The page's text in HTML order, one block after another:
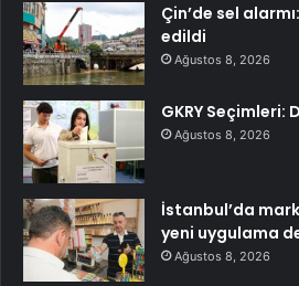
Çin’de sel
edildi
Ağustos 8, 2026
GKRY Seçimleri:
Ağustos 8, 2026
İstanbul’da
yeni uygulama
Ağustos 8, 2026